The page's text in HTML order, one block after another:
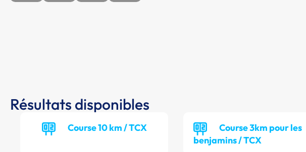
Résultats disponibles
Course 10 km / TCX
Course 3km pour les
benjamins / TCX